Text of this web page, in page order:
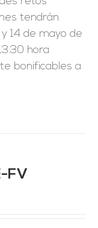
tendrán
y 14 de mayo de
hora
bonificables a
FV